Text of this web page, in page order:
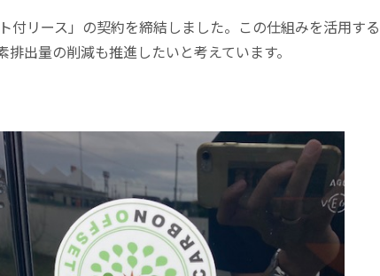
リース」の契約を締結しました。この仕組みを活用する
出量の削減も推進したいと考えています。